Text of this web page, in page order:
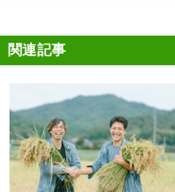
関連記事